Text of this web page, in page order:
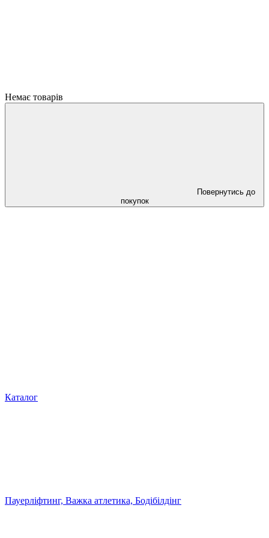
Немає товарів
Повернутись до
покупок
Каталог
Пауерліфтинг, Важка атлетика, Бодібілдінг